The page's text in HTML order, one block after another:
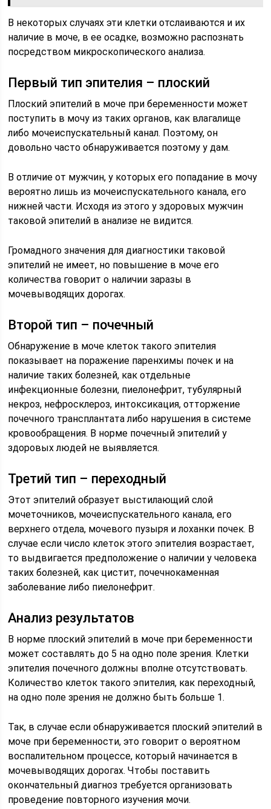
В некоторых случаях эти клетки отслаиваются и их
наличие в моче, в ее осадке, возможно распознать
посредством микроскопического анализа.
Первый тип эпителия – плоский
Плоский эпителий в моче при беременности может
поступить в мочу из таких органов, как влагалище
либо мочеиспускательный канал. Поэтому, он
довольно часто обнаруживается поэтому у дам.
В отличие от мужчин, у которых его попадание в мочу
вероятно лишь из мочеиспускательного канала, его
нижней части. Исходя из этого у здоровых мужчин
таковой эпителий в анализе не видится.
Громадного значения для диагностики таковой
эпителий не имеет, но повышение в моче его
количества говорит о наличии заразы в
мочевыводящих дорогах.
Второй тип – почечный
Обнаружение в моче клеток такого эпителия
показывает на поражение паренхимы почек и на
наличие таких болезней, как отдельные
инфекционные болезни, пиелонефрит, тубулярный
некроз, нефросклероз, интоксикация, отторжение
почечного трансплантата либо нарушения в системе
кровообращения. В норме почечный эпителий у
здоровых людей не выявляется.
Третий тип – переходный
Этот эпителий образует выстилающий слой
мочеточников, мочеиспускательного канала, его
верхнего отдела, мочевого пузыря и лоханки почек. В
случае если число клеток этого эпителия возрастает,
то выдвигается предположение о наличии у человека
таких болезней, как цистит, почечнокаменная
заболевание либо пиелонефрит.
Анализ результатов
В норме плоский эпителий в моче при беременности
может составлять до 5 на одно поле зрения. Клетки
эпителия почечного должны вполне отсутствовать.
Количество клеток такого эпителия, как переходный,
на одно поле зрения не должно быть больше 1.
Так, в случае если обнаруживается плоский эпителий в
моче при беременности, это говорит о вероятном
воспалительном процессе, который начинается в
мочевыводящих дорогах. Чтобы поставить
окончательный диагноз требуется организовать
проведение повторного изучения мочи.